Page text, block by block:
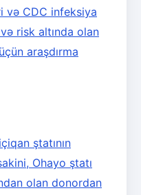
və CDC infeksiya
risk altında olan
araşdırma
ştatının
Ohayo ştatı
olan donordan